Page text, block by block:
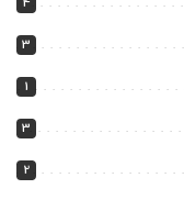
3
1
3
2